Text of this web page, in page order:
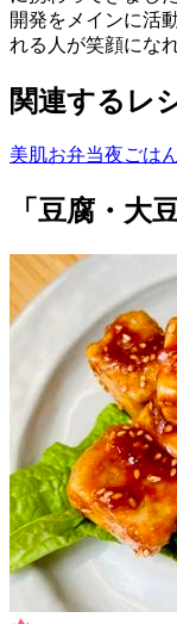
開発をメインに活
れる人が笑顔にな
関連するレ
美肌お弁当夜ごは
「豆腐・大